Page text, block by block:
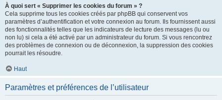
À quoi sert « Supprimer les cookies du forum » ?
Cela supprime tous les cookies créés par phpBB qui conservent vos
paramètres d’authentification et votre connexion au forum. Ils fournissent aussi
des fonctionnalités telles que les indicateurs de lecture des messages (lu ou
non lu) si cela a été activé par un administrateur du forum. Si vous rencontrez
des problèmes de connexion ou de déconnexion, la suppression des cookies
pourrait les résoudre.
Haut
Paramètres et préférences de l’utilisateur